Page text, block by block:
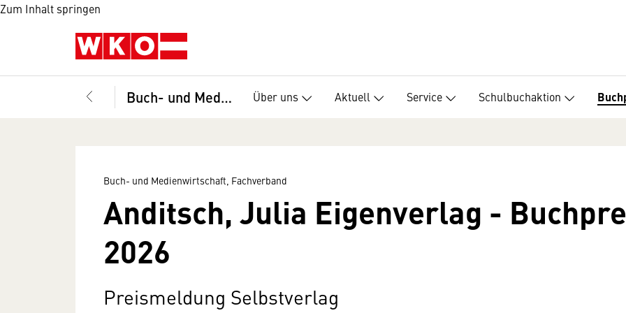
Zum Inhalt springen
Buch- und Medienwirtschaft, Fachverband Über uns Aktuell Service Schulbuchaktion
Buch- und Medienwirtschaft, Fachverband
Anditsch, Julia Eigenverlag -
2026
Preismeldung Selbstverlag